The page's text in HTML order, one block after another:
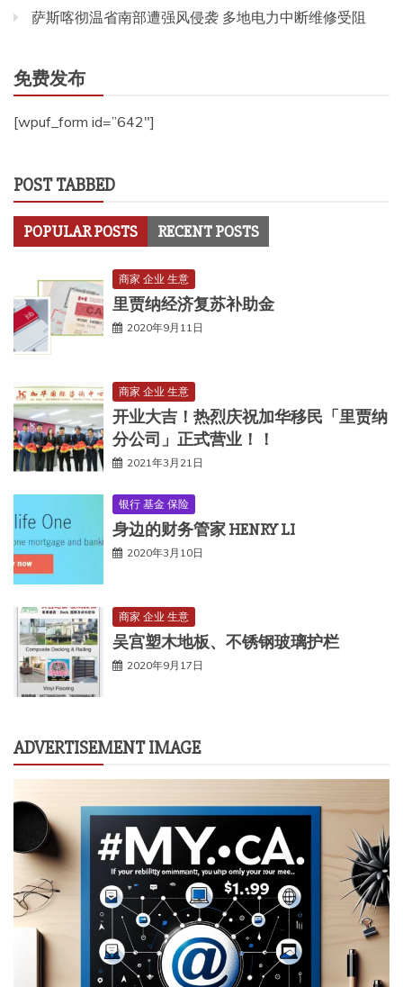
萨斯喀彻温省南部遭强风侵袭 多地电力中断维修受阻
免费发布
[wpuf_form id=”642″]
POST TABBED
POPULAR POSTS RECENT POSTS
商家 企业 生意
里贾纳经济复苏补助金
2020年9月11日
商家 企业 生意
开业大吉！热烈庆祝加华移民「里贾纳
分公司」正式营业！！
2021年3月21日
银行 基金 保险
身边的财务管家 HENRY LI
2020年3月10日
商家 企业 生意
吴宫塑木地板、不锈钢玻璃护栏
2020年9月17日
ADVERTISEMENT IMAGE